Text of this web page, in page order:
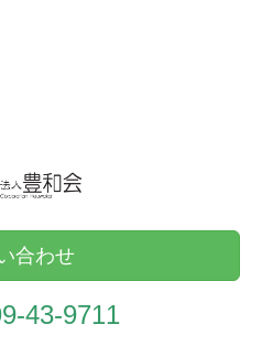
合わせ
43-9711